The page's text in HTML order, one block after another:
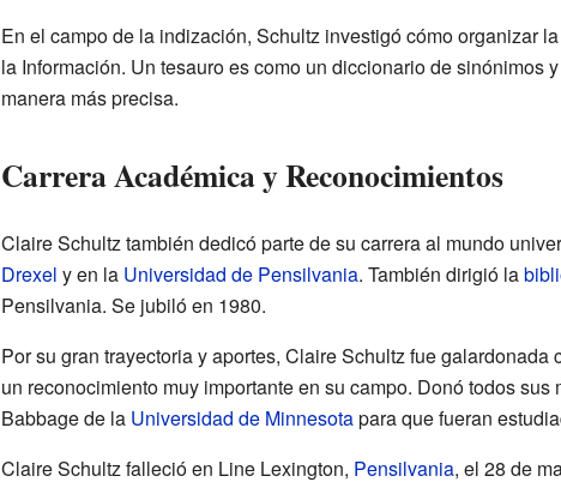
En el campo de la indización, Schultz investigó cómo organizar
la Información. Un tesauro es como un diccionario de
manera más precisa.
Carrera Académica y Reconocimientos
Claire Schultz también dedicó parte de su carrera al mundo
Drexel y en la Universidad de Pensilvania. También dirigió la
Pensilvania. Se jubiló en 1980.
Por su gran trayectoria y aportes, Claire Schultz fue
un reconocimiento muy importante en su campo. Donó todos
Babbage de la Universidad de Minnesotapara que fueran
Claire Schultz falleció en Line Lexington, Pensilvania, el 28 de